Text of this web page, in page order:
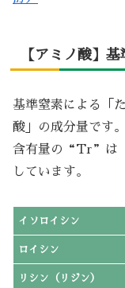
【アミノ酸】
基準窒素による「
酸」の成分量です。
含有量の“Tr”は
しています。
イソロイシン
ロイシン
リシン（リジン）